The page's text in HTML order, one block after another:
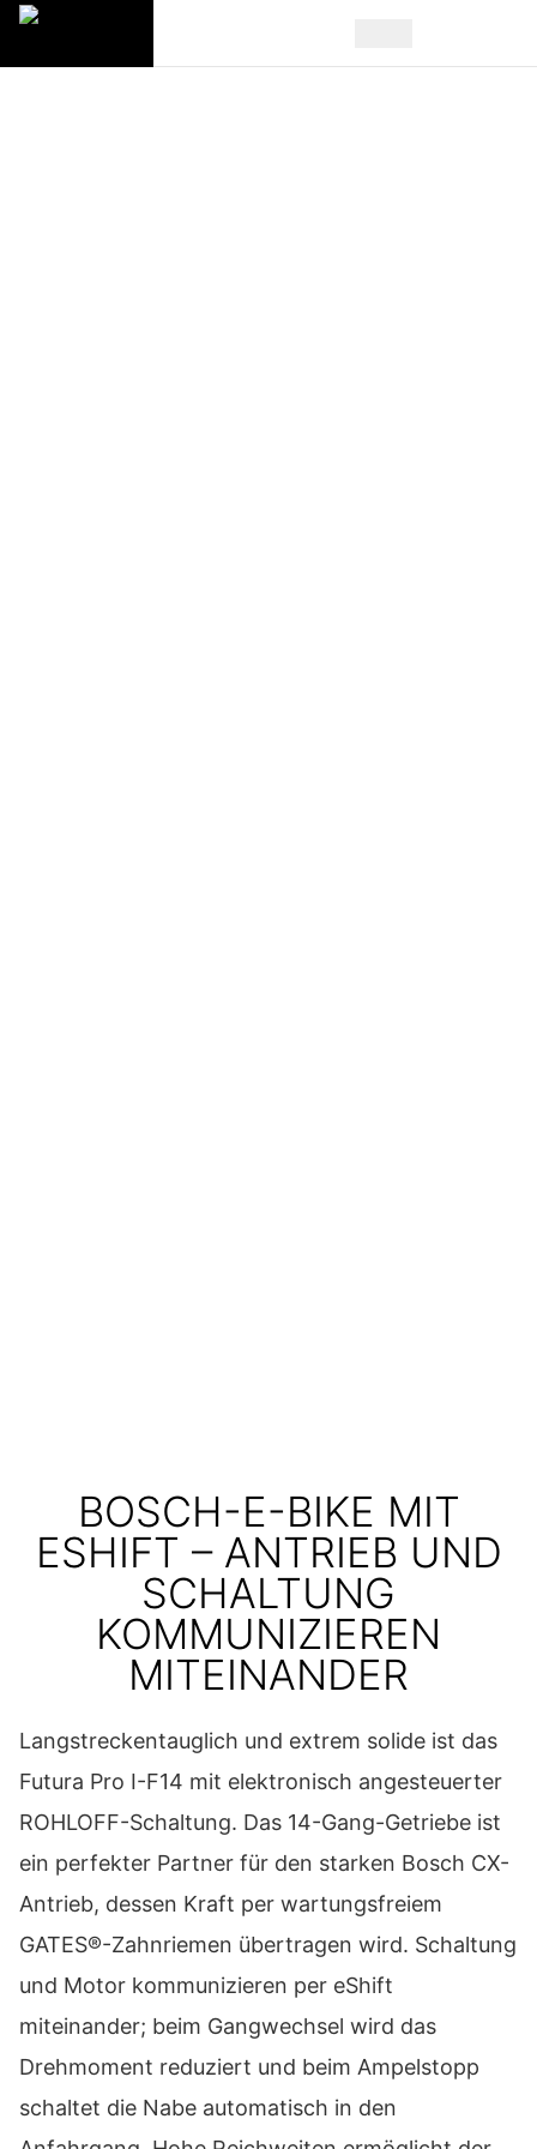
BOSCH-E-BIKE MIT
ESHIFT – ANTRIEB UND
SCHALTUNG
KOMMUNIZIEREN
MITEINANDER
Langstreckentauglich und extrem solide ist das
Futura Pro I-F14 mit elektronisch angesteuerter
ROHLOFF-Schaltung. Das 14-Gang-Getriebe ist
ein perfekter Partner für den starken Bosch CX-
Antrieb, dessen Kraft per wartungsfreiem
GATES®-Zahnriemen übertragen wird. Schaltung
und Motor kommunizieren per eShift
miteinander; beim Gangwechsel wird das
Drehmoment reduziert und beim Ampelstopp
schaltet die Nabe automatisch in den